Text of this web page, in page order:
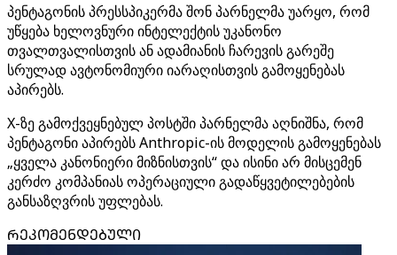
პენტაგონის პრესსპიკერმა შონ პარნელმა უარყო, რომ
უწყება ხელოვნური ინტელექტის უკანონო
თვალთვალისთვის ან ადამიანის ჩარევის გარეშე
სრულად ავტონომიური იარაღისთვის გამოყენებას
აპირებს.
X-ზე გამოქვეყნებულ პოსტში პარნელმა აღნიშნა, რომ
პენტაგონი აპირებს Anthropic-ის მოდელის გამოყენებას
„ყველა კანონიერი მიზნისთვის“ და ისინი არ მისცემენ
კერძო კომპანიას ოპერაციული გადაწყვეტილებების
განსაზღვრის უფლებას.
ᲠᲔᲙᲝᲛᲔᲜᲓᲔᲑᲣᲚᲘ